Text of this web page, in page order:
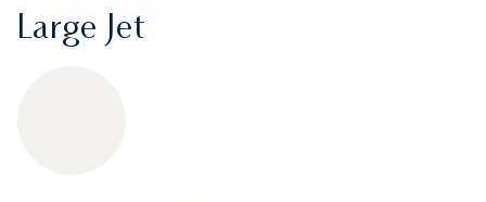
Large Jet